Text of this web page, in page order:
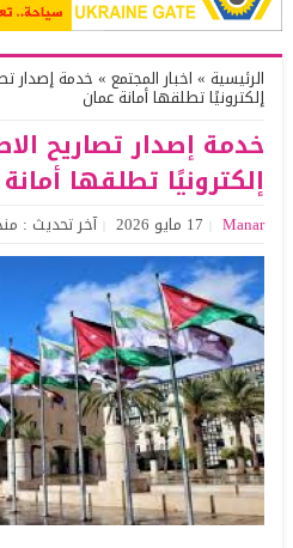
الرئيسية » اخبار المجتمع »خدمة إصدار
إلكترونيًا تطلقها أمانة عمان
خدمة إصدار تصاريح
إلكترونيًا تطلقها
Manar 17 مايو 2026 آخر تحديث : منذ 3